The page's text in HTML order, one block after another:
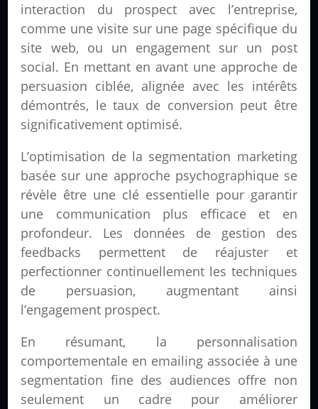
interaction du prospect avec l’entreprise,
comme une visite sur une page spécifique du
site web, ou un engagement sur un post
social. En mettant en avant une approche de
persuasion ciblée, alignée avec les intérêts
démontrés, le taux de conversion peut être
significativement optimisé.
L’optimisation de la segmentation marketing
basée sur une approche psychographique se
révèle être une clé essentielle pour garantir
une communication plus efficace et en
profondeur. Les données de gestion des
feedbacks permettent de réajuster et
perfectionner continuellement les techniques
de persuasion, augmentant ainsi
l’engagement prospect.
En résumant, la personnalisation
comportementale en emailing associée à une
segmentation fine des audiences offre non
seulement un cadre pour améliorer